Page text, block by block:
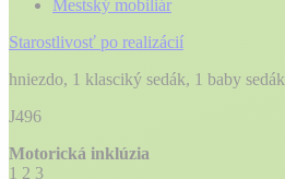
Mestský mobiliár
Starostlivosť po realizácií
hniezdo, 1 klasciký sedák, 1 baby sedák
J496
Motorická inklúzia
1 2 3